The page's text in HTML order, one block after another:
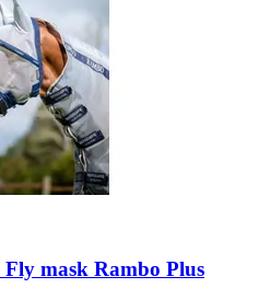
Fly mask Rambo Plus